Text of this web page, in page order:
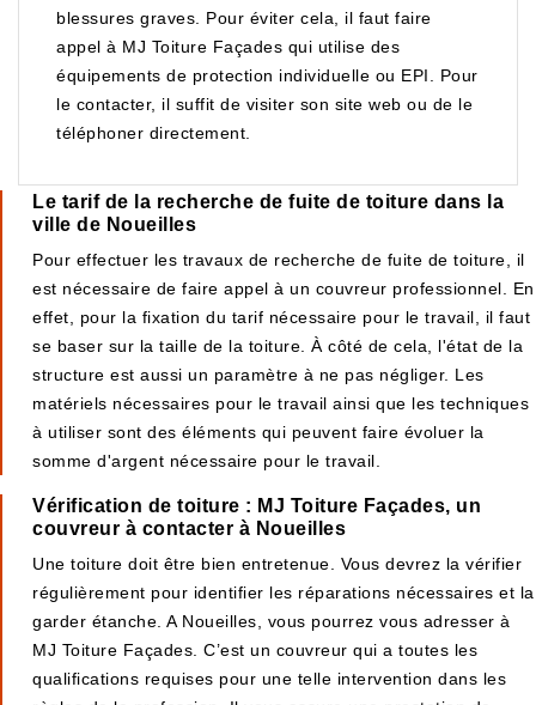
blessures graves. Pour éviter cela, il faut faire
appel à MJ Toiture Façades qui utilise des
équipements de protection individuelle ou EPI. Pour
le contacter, il suffit de visiter son site web ou de le
téléphoner directement.
Le tarif de la recherche de fuite de toiture dans la
ville de Noueilles
Pour effectuer les travaux de recherche de fuite de toiture, il
est nécessaire de faire appel à un couvreur professionnel. En
effet, pour la fixation du tarif nécessaire pour le travail, il faut
se baser sur la taille de la toiture. À côté de cela, l'état de la
structure est aussi un paramètre à ne pas négliger. Les
matériels nécessaires pour le travail ainsi que les techniques
à utiliser sont des éléments qui peuvent faire évoluer la
somme d'argent nécessaire pour le travail.
Vérification de toiture : MJ Toiture Façades, un
couvreur à contacter à Noueilles
Une toiture doit être bien entretenue. Vous devrez la vérifier
régulièrement pour identifier les réparations nécessaires et la
garder étanche. A Noueilles, vous pourrez vous adresser à
MJ Toiture Façades. C’est un couvreur qui a toutes les
qualifications requises pour une telle intervention dans les